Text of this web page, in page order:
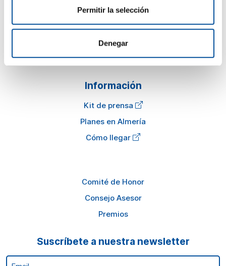
Permitir la selección
Denegar
El congreso
Turismo y Economía Azul
Actualidad
Preguntas frecuentes
Información
Kit de prensa
Planes en Almería
Cómo llegar
Comité de Honor
Consejo Asesor
Premios
Suscríbete a nuestra newsletter
Email